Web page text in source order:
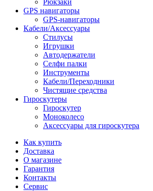
Рюкзаки
GPS навигаторы
GPS-навигаторы
Кабели/Аксессуары
Стилусы
Игрушки
Автодержатели
Селфи палки
Инструменты
Кабели/Переходники
Чистящие средства
Гироскутеры
Гироскутер
Моноколесо
Аксессуары для гироскутера
Как купить
Доставка
О магазине
Гарантия
Контакты
Сервис